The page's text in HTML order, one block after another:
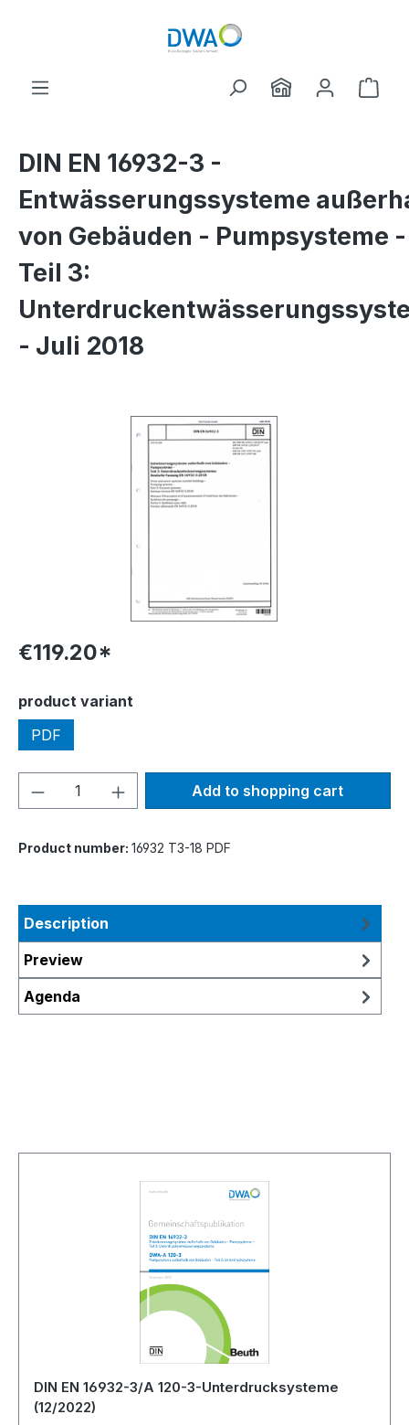
DIN EN 16932-3 -
Entwässerungssysteme
von Gebäuden - Pumpsysteme -
Teil 3:
- Juli 2018
€119.20*
Select
product variant
PDF
Product Quantity: Enter the desired
Add to shopping cart
Product number: 16932 T3-18 PDF
Description
Preview
Agenda
DIN EN 16932-3/A 120-3-Unterdrucksysteme
(12/2022)